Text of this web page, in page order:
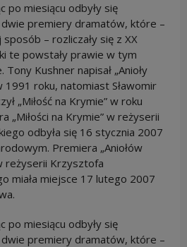
po miesiącu odbyły się
premiery dramatów, które –
– rozliczały się z XX
te powstały prawie w tym
Tony Kushner napisał „Anioły
1991 roku, natomiast Sławomir
„Miłość na Krymie” w roku
„Miłości na Krymie” w reżyserii
odbyła się 16 stycznia 2007
Premiera „Aniołów
reżyserii Krzysztofa
miała miejsce 17 lutego 2007
po miesiącu odbyły się
premiery dramatów, które –